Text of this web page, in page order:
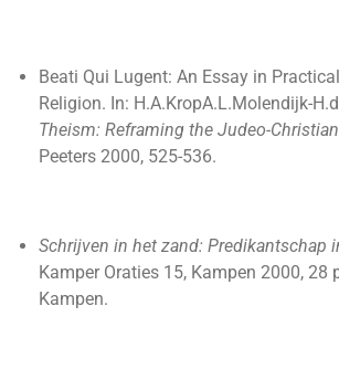
Beati Qui Lugent: An Essay in
Religion. In: H.A.KropA.L.Molendijk-
Theism: Reframing the Judeo-
Peeters 2000, 525-536.
Schrijven in het zand: Predikantschap
Kamper Oraties 15, Kampen 2000, 28
Kampen.